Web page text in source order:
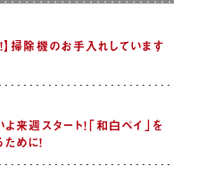
】掃除機のお手入れしています
よ来週スタート！「和白ペイ」を
めに！